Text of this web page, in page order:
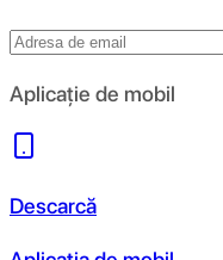
Aplicație de mobil
Descarcă